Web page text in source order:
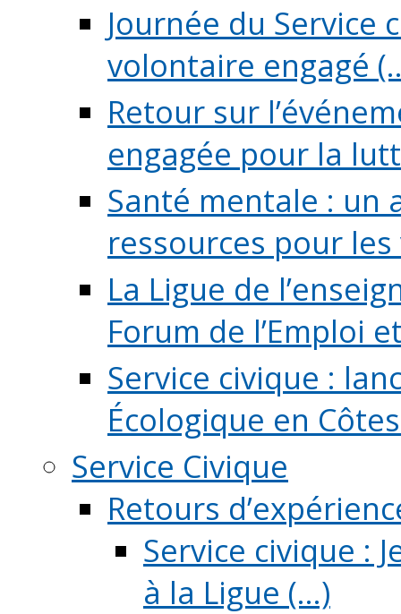
Journée du Service
volontaire engagé
Retour sur
engagée pour la
Santé mentale : un
ressources pour
La Ligue de
Forum de l’Emploi
Service civique :
Écologique en
Service Civique
Retours
Service civique :
à la Ligue (...)